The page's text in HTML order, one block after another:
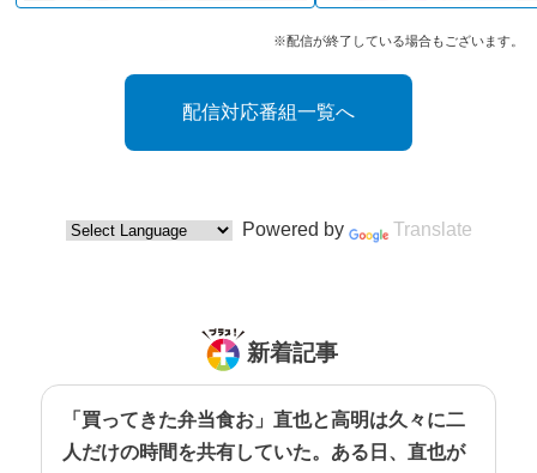
※配信が終了している場合もございます。
配信対応番組一覧へ
Powered by Translate
新着記事
「買ってきた弁当食お」直也と高明は久々に二
人だけの時間を共有していた。ある日、直也が